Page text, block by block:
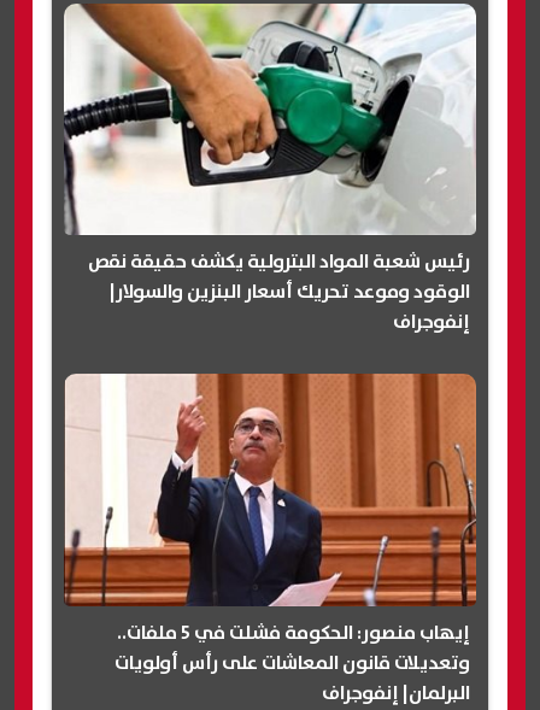
رئيس شعبة المواد البترولية يكشف حقيقة نقص
الوقود وموعد تحريك أسعار البنزين والسولار|
إنفوجراف
إيهاب منصور: الحكومة فشلت في 5 ملفات..
وتعديلات قانون المعاشات على رأس أولويات
البرلمان| إنفوجراف